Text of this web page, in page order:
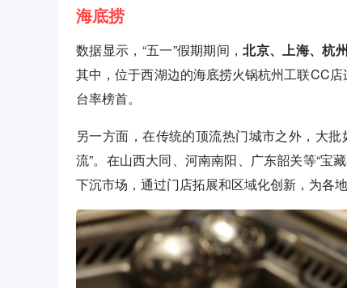
海底捞
数据显示，“五一”假期期间，北京、上海、杭
其中，位于西湖边的海底捞火锅杭州工联CC
台率榜首。
另一方面，在传统的顶流热门城市之外，大
流”。在山西大同、河南南阳、广东韶关等“宝
下沉市场，通过门店拓展和区域化创新，为各